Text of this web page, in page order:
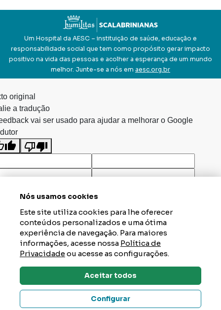
Um Hospital da AESC – instituição de saúde, educação e
responsabilidade social que tem como propósito gerar impacto
positivo na vida das pessoas e acolher a esperança de um mundo
melhor. Junte-se a nós em aesc.org.br
Dúvidas? Tire Aqui
Nós usamos cookies
Este site utiliza cookies para lhe oferecer
conteúdos personalizados e uma ótima
experiência de navegação. Para maiores
informações, acesse nossa Política de
Privacidadeou acesse as configurações.
Aceitar todos
Configurar
original
a tradução
vai ser usado para ajudar a melhorar o Google